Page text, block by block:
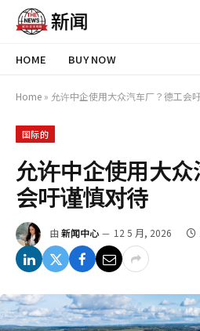
HOME BUY NOW
Home » 允许中企使用大众汽车厂？德工会
国际的
允许中企使用大
会吁谨慎对待
由 新闻中心 12 5 月, 2026